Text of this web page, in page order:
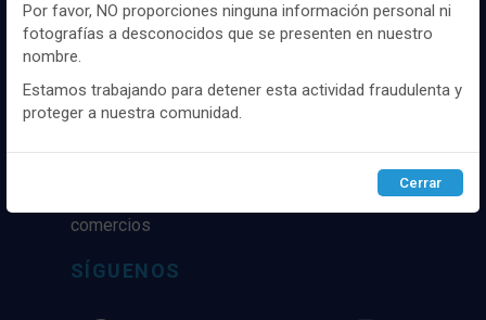
Distribuidor y mayorista textil de las mejores
mercado, marcas tanto nacionales como
experiencia como proveedor de los mejores
comercios
SÍGUENOS
Puedesconfigurary aceptar el uso de cookies a tu gusto.
Para obtener más información visita nuestra
cookies .
Configurar Rechazar ACEPTAR
Por favor, NO proporciones ninguna información personal ni
fotografías a desconocidos que se presenten en nuestro
nombre.
Estamos trabajando para detener esta actividad fraudulenta y
proteger a nuestra comunidad.
Cerrar